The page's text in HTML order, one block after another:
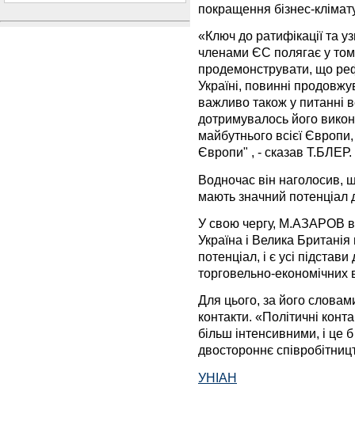
покращення бізнес-
«Ключ до ратифікації та
членами ЄС полягає у
продемонструвати, що
Україні, повинні
важливо також у питанні
дотримувалось його
майбутнього всієї
Європи" , - сказав Т.БЛЕР.
Водночас він наголосив,
мають значний потенціал
У свою чергу, М.АЗАРОВ
Україна і Велика
потенціал, і є усі
торговельно-економічних
Для цього, за його
контакти. «Політичні
більш інтенсивними, і це
двостороннє
УНІАН